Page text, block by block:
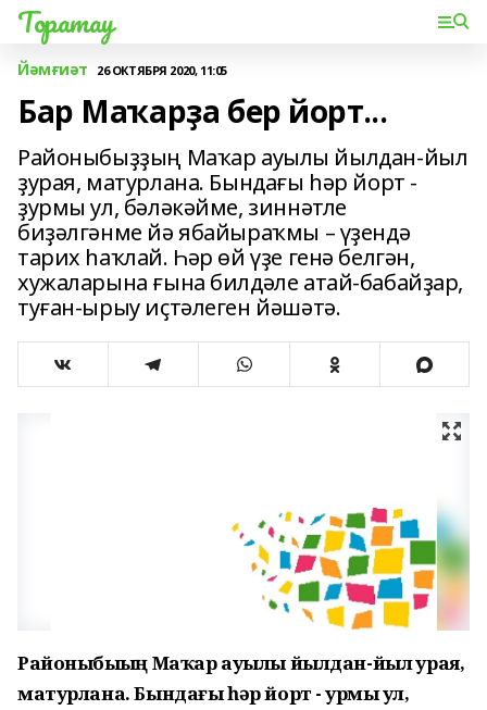
Торатау
Йәмғиәт 26 ОКТЯБРЯ 2020, 11:05
Бар Маҡарҙа бер йорт...
Районыбыҙҙың Маҡар ауылы йылдан-йыл
ҙурая, матурлана. Бындағы һәр йорт -
ҙурмы ул, бәләкәйме, зиннәтле
биҙәлгәнме йә ябайыраҡмы – үҙендә
тарих һаҡлай. Һәр өй үҙе генә белгән,
хужаларына ғына билдәле атай-бабайҙар,
туған-ырыу иҫтәлеген йәшәтә.
Районыбыҙҙың Маҡар ауылы йылдан-йыл ҙурая,
матурлана. Бындағы һәр йорт - ҙурмы ул,